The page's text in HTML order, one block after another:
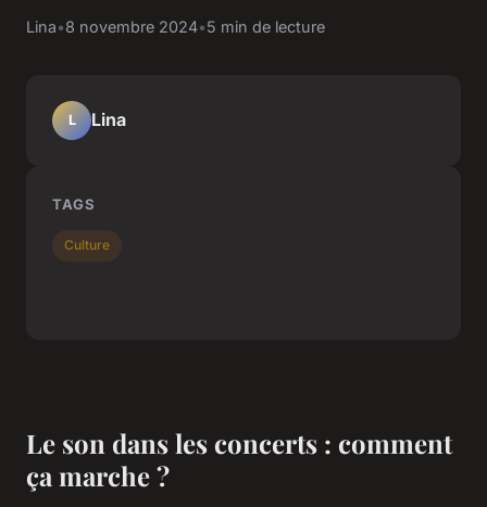
Lina•8 novembre 2024•5 min de lecture
Le son dans les concerts : comment
ça marche ?
L Lina
TAGS
Culture